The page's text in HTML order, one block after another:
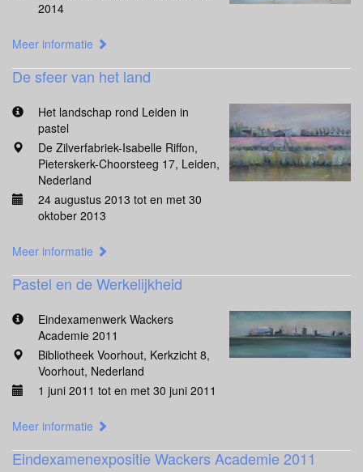
2014
Meer informatie
De sfeer van het land
Het landschap rond Leiden in
pastel
De Zilverfabriek-Isabelle Riffon,
Pieterskerk-Choorsteeg 17, Leiden,
Nederland
24 augustus 2013 tot en met 30
oktober 2013
Meer informatie
Pastel en de Werkelijkheid
Eindexamenwerk Wackers
Academie 2011
Bibliotheek Voorhout, Kerkzicht 8,
Voorhout, Nederland
1 juni 2011 tot en met 30 juni 2011
Meer informatie
Eindexamenexpositie Wackers Academie 2011